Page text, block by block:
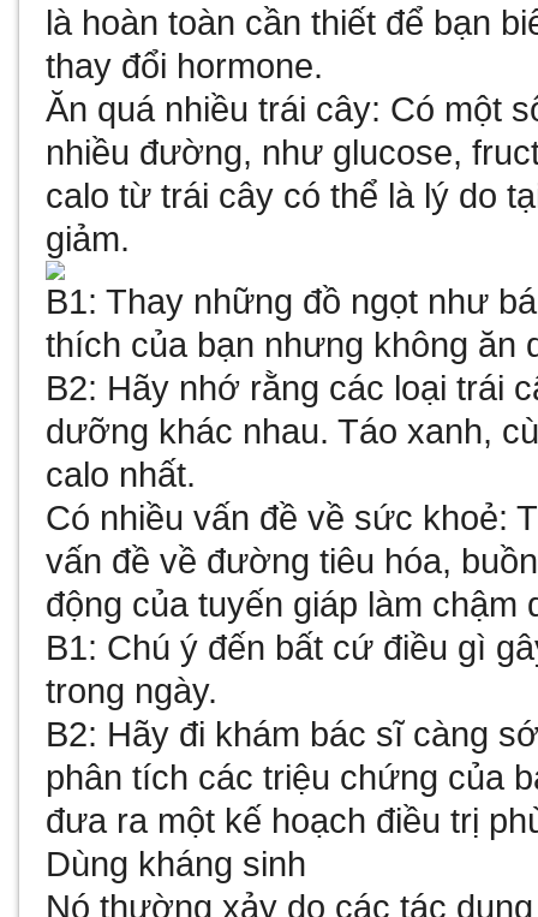
là hoàn toàn cần thiết để bạn
thay đổi hormone.
Ăn quá nhiều trái cây: Có một
nhiều đường, như glucose,
calo từ trái cây có thể là lý do
giảm.
B1: Thay những đồ ngọt như
thích của bạn nhưng không ăn
B2: Hãy nhớ rằng các loại trái
dưỡng khác nhau. Táo xanh,
calo nhất.
Có nhiều vấn đề về sức khoẻ:
vấn đề về đường tiêu hóa,
động của tuyến giáp làm chậm
B1: Chú ý đến bất cứ điều gì
trong ngày.
B2: Hãy đi khám bác sĩ càng
phân tích các triệu chứng của
đưa ra một kế hoạch điều trị
Dùng kháng sinh
Nó thường xảy do các tác